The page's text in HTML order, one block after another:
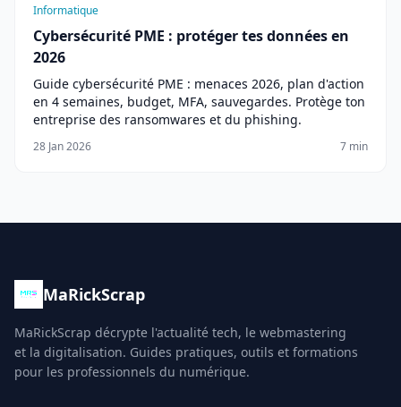
Informatique
Cybersécurité PME : protéger tes données en
2026
Guide cybersécurité PME : menaces 2026, plan d'action
en 4 semaines, budget, MFA, sauvegardes. Protège ton
entreprise des ransomwares et du phishing.
28 Jan 2026 7 min
MaRickScrap
MaRickScrap décrypte l'actualité tech, le webmastering
et la digitalisation. Guides pratiques, outils et formations
pour les professionnels du numérique.